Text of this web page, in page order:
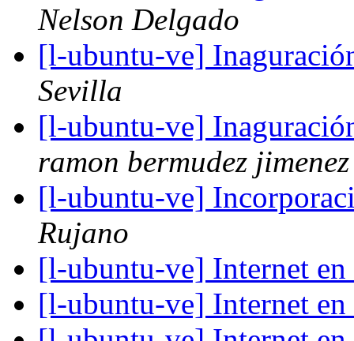
Nelson Delgado
[l-ubuntu-ve]
Sevilla
[l-ubuntu-ve]
ramon bermudez jimenez
[l-ubuntu-ve]
Rujano
[l-ubuntu-ve] Internet
[l-ubuntu-ve] Internet